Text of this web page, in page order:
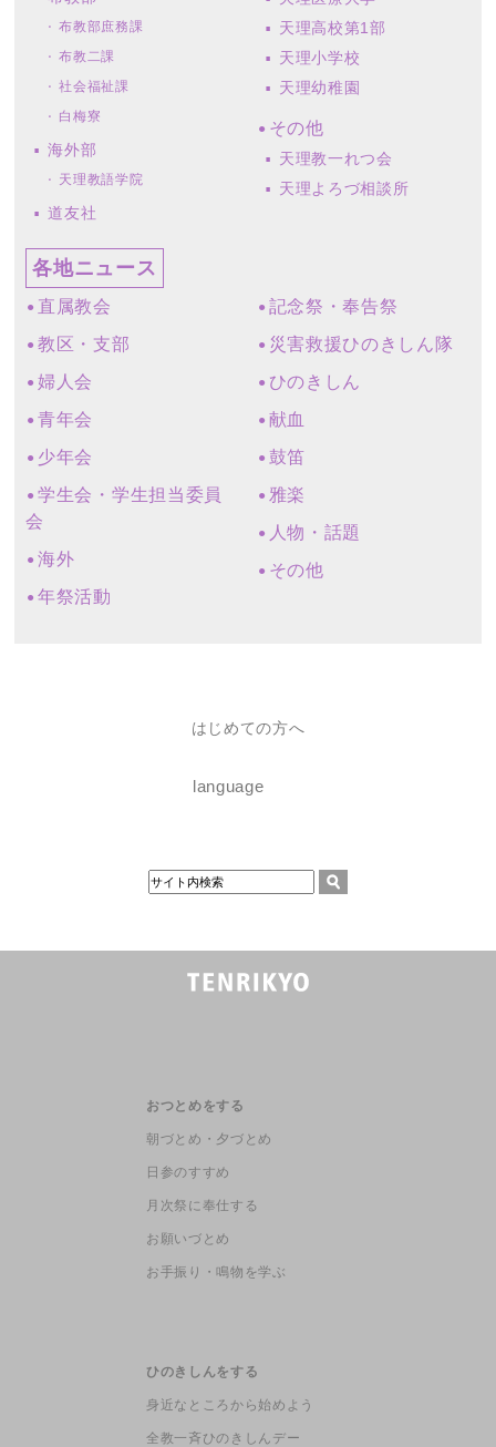
布教部庶務課
布教二課
社会福祉課
白梅寮
海外部
天理教語学院
道友社
天理高校第1部
天理小学校
天理幼稚園
その他
天理教一れつ会
天理よろづ相談所
各地ニュース
直属教会
教区・支部
婦人会
青年会
少年会
学生会・学生担当委員
会
海外
年祭活動
記念祭・奉告祭
災害救援ひのきしん隊
ひのきしん
献血
鼓笛
雅楽
人物・話題
その他
はじめての方へ
language
おつとめをする
朝づとめ・夕づとめ
日参のすすめ
月次祭に奉仕する
お願いづとめ
お手振り・鳴物を学ぶ
ひのきしんをする
身近なところから始めよう
全教一斉ひのきしんデー